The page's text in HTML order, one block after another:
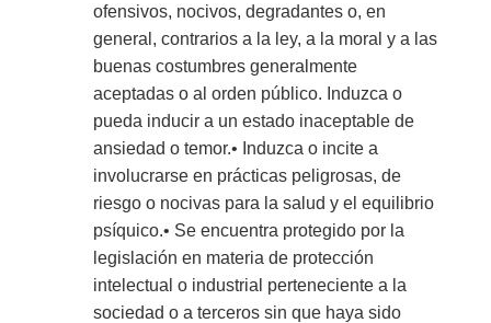
ofensivos, nocivos, degradantes o, en
general, contrarios a la ley, a la moral y a las
buenas costumbres generalmente
aceptadas o al orden público. Induzca o
pueda inducir a un estado inaceptable de
ansiedad o temor.• Induzca o incite a
involucrarse en prácticas peligrosas, de
riesgo o nocivas para la salud y el equilibrio
psíquico.• Se encuentra protegido por la
legislación en materia de protección
intelectual o industrial perteneciente a la
sociedad o a terceros sin que haya sido